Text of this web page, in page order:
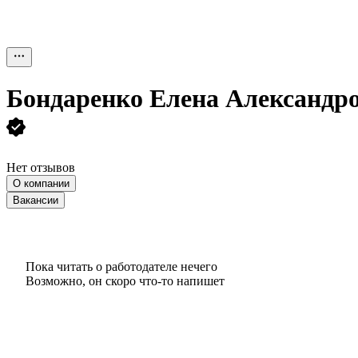
Бондаренко Елена
Нет отзывов
О компании
Вакансии
Пока читать о работодателе нечего
Возможно, он скоро что‑то напишет